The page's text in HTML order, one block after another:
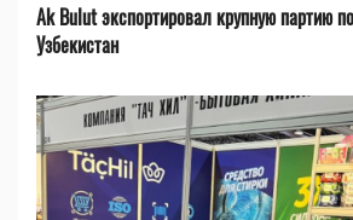
Ak Bulut экспортировал крупную партию
Узбекистан